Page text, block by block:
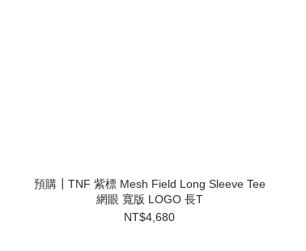
預購┃TNF 紫標 Mesh Field Long Sleeve Tee
網眼 寬版 LOGO 長T
NT$4,680